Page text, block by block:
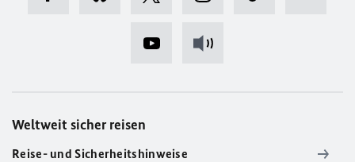
Weltweit sicher reisen
Reise- und Sicherheitshinweise